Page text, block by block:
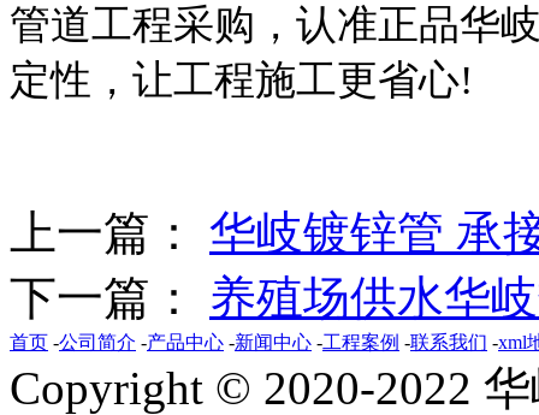
管道工程采购，认准正品华
定性，让工程施工更省心!
上一篇： 华岐镀锌管 承
下一篇： 养殖场供水华
首页 -公司简介 -产品中心 -新闻中心 -工程案例 -联系我们 -xml
Copyright © 2020-2022